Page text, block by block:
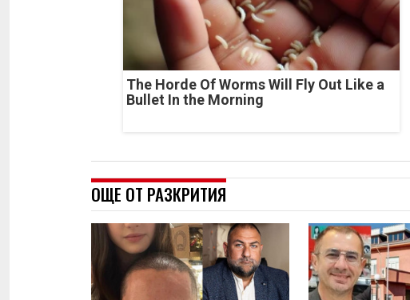
The Horde Of Worms Will Fly Out Like a
Bullet In the Morning
ОЩЕ ОТ РАЗКРИТИЯ